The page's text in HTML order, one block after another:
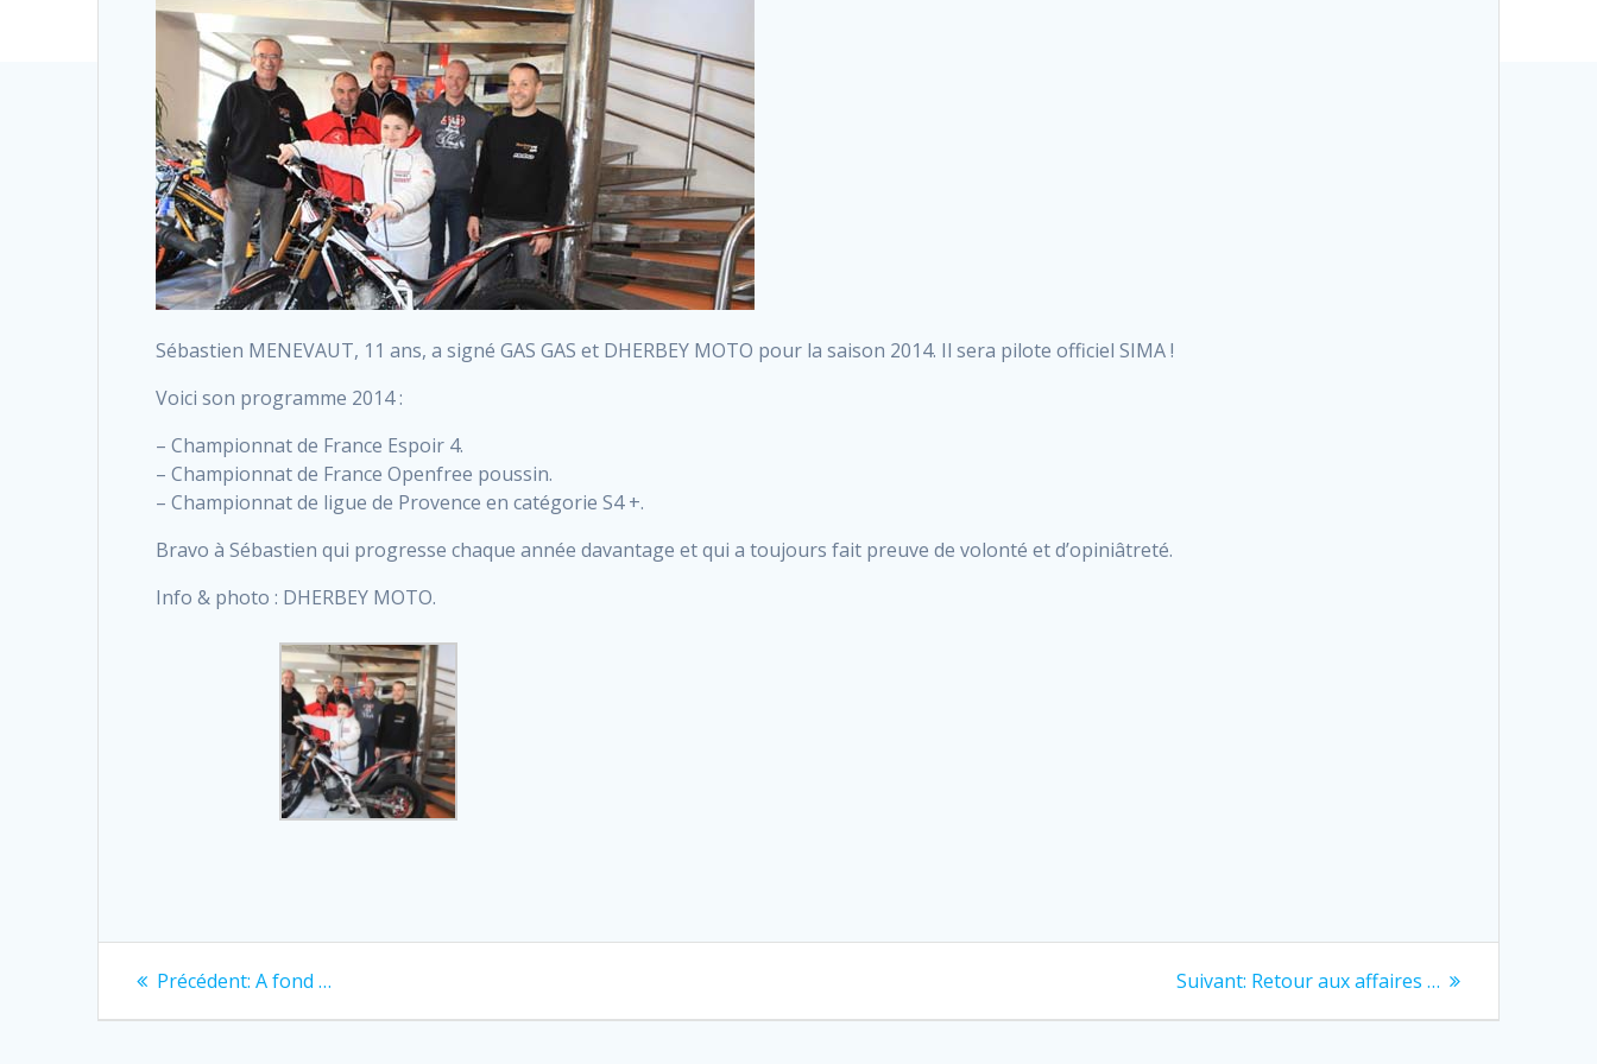
Sébastien MENEVAUT, 11 ans, a signé GAS GAS et DHERBEY MOTO pour la saison 2014. Il sera pilote officiel SIMA !
Voici son programme 2014 :
– Championnat de France Espoir 4.
– Championnat de France Openfree poussin.
– Championnat de ligue de Provence en catégorie S4 +.
Bravo à Sébastien qui progresse chaque année davantage et qui a toujours fait preuve de volonté et d’opiniâtreté.
Info & photo : DHERBEY MOTO.
Navigation
de
Précédent: Previous
A fond … Suivant: Next
Retour aux affaires …